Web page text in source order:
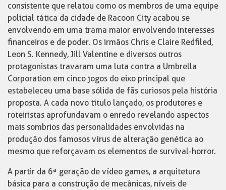
consistente que relatou como os membros de uma equipe
policial tática da cidade de Racoon City acabou se
envolvendo em uma trama maior envolvendo interesses
financeiros e de poder. Os irmãos Chris e Claire Redfiled,
Leon S. Kennedy, Jill Valentine e diversos outros
protagonistas travaram uma luta contra a Umbrella
Corporation em cinco jogos do eixo principal que
estabeleceu uma base sólida de fãs curiosos pela história
proposta. A cada novo título lançado, os produtores e
roteiristas aprofundavam o enredo revelando aspectos
mais sombrios das personalidades envolvidas na
produção dos famosos vírus de alteração genética ao
mesmo que reforçavam os elementos de survival-horror.
A partir da 6ª geração de vídeo games, a arquitetura
básica para a construção de mecânicas, níveis de